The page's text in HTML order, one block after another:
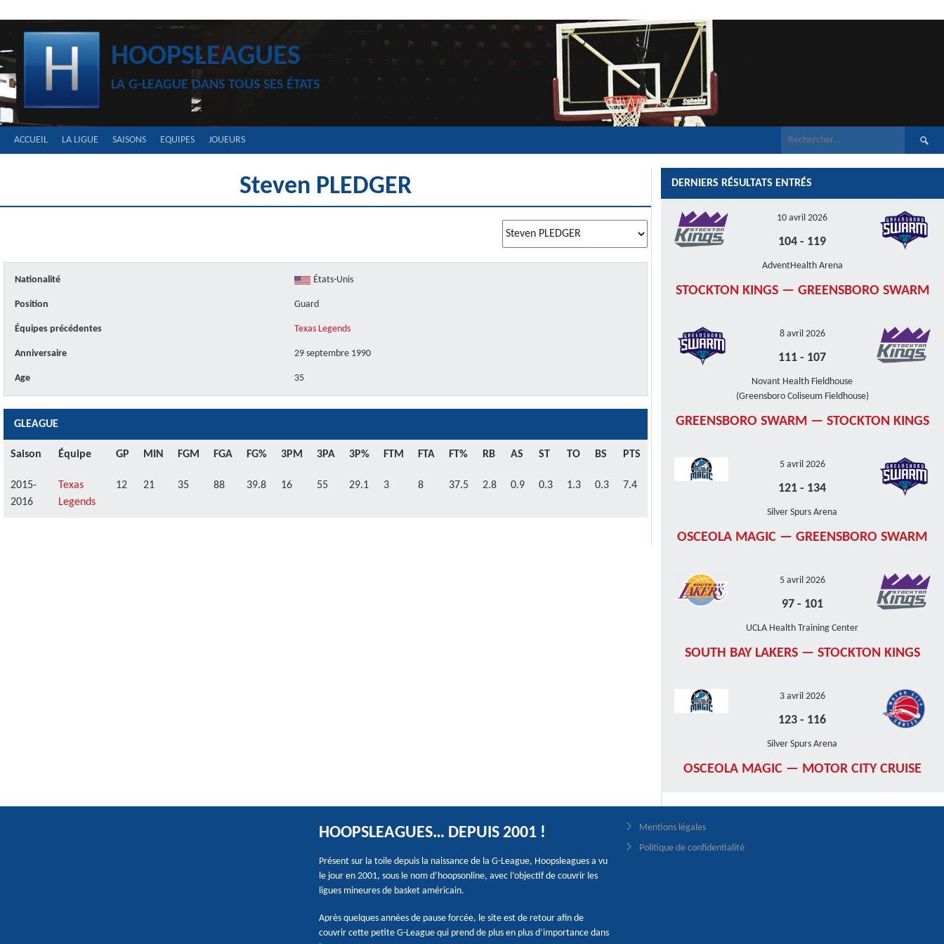
HOOPSLEAGUES
LA G-LEAGUE DANS TOUS SES ÉTATS
ACCUEIL LA LIGUE SAISONS EQUIPES JOUEURS
Steven PLEDGER
Nationalité États-Unis
Position Guard
Équipes précédentes Texas Legends
Anniversaire 29 septembre 1990
Age 35
GLEAGUE
Saison Équipe GP MIN FGM FGA FG% 3PM 3PA 3P% FTM FTA FT% RB AS ST TO BS PTS
2015-
2016
Texas
Legends
12 21 35 88 39.8 16 55 29.1 3 8 37.5 2.8 0.9 0.3 1.3 0.3 7.4
DERNIERS RÉSULTATS ENTRÉS
10 avril 2026
104 - 119
AdventHealth Arena
STOCKTON KINGS — GREENSBORO SWARM
8 avril 2026
111 - 107
Novant Health Fieldhouse
(Greensboro Coliseum Fieldhouse)
GREENSBORO SWARM — STOCKTON KINGS
5 avril 2026
121 - 134
Silver Spurs Arena
OSCEOLA MAGIC — GREENSBORO SWARM
5 avril 2026
97- 101
UCLA Health Training Center
SOUTH BAY LAKERS — STOCKTON KINGS
3 avril 2026
123 - 116
Silver Spurs Arena
OSCEOLA MAGIC — MOTOR CITY CRUISE
HOOPSLEAGUES… DEPUIS 2001 !
Présent sur la toile depuis la naissance de la G-League, Hoopsleagues a vu
le jour en 2001, sous le nom d’hoopsonline, avec l’objectif de couvrir les
ligues mineures de basket américain.
Après quelques années de pause forcée, le site est de retour afin de
couvrir cette petite G-League qui prend de plus en plus d’importance dans
Mentions légales
Politique de confidentialité